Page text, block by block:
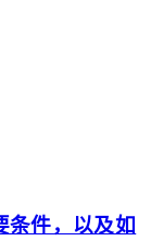
条件，以及如